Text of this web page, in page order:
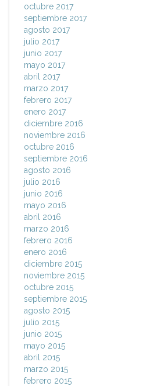
octubre 2017
septiembre 2017
agosto 2017
julio 2017
junio 2017
mayo 2017
abril 2017
marzo 2017
febrero 2017
enero 2017
diciembre 2016
noviembre 2016
octubre 2016
septiembre 2016
agosto 2016
julio 2016
junio 2016
mayo 2016
abril 2016
marzo 2016
febrero 2016
enero 2016
diciembre 2015
noviembre 2015
octubre 2015
septiembre 2015
agosto 2015
julio 2015
junio 2015
mayo 2015
abril 2015
marzo 2015
febrero 2015